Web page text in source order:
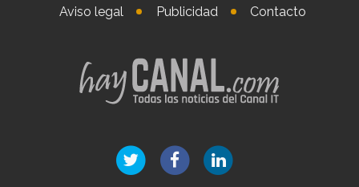
Aviso legal Publicidad Contacto